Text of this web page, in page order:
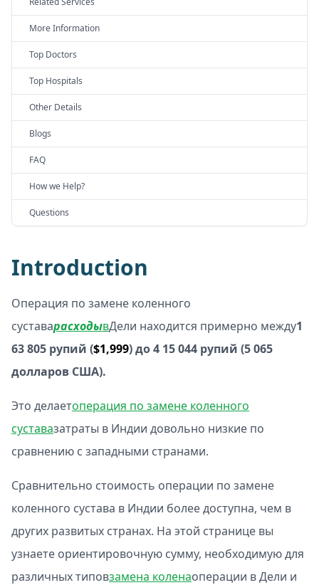
More Information
Top Doctors
Top Hospitals
Other Details
Blogs
FAQ
How we Help?
Questions
Introduction
Операция по замене коленного
суставарасходывДели находится примерно между1
63 805 рупий ($1,999) до 4 15 044 рупий (5 065
долларов США).
Это делаетоперация по замене коленного
суставазатраты в Индии довольно низкие по
сравнению с западными странами.
Сравнительно стоимость операции по замене
коленного сустава в Индии более доступна, чем в
других развитых странах. На этой странице вы
узнаете ориентировочную сумму, необходимую для
различных типовзамена коленаоперации в Дели и